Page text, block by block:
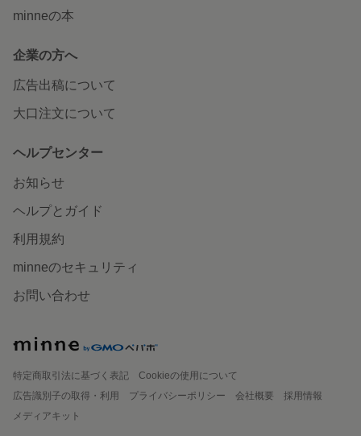
minneの本
企業の方へ
広告出稿について
大口注文について
ヘルプセンター
お知らせ
ヘルプとガイド
利用規約
minneのセキュリティ
お問い合わせ
特定商取引法に基づく表記
Cookieの使用について
広告識別子の取得・利用
プライバシーポリシー 会社概要
採用情報
メディアキット